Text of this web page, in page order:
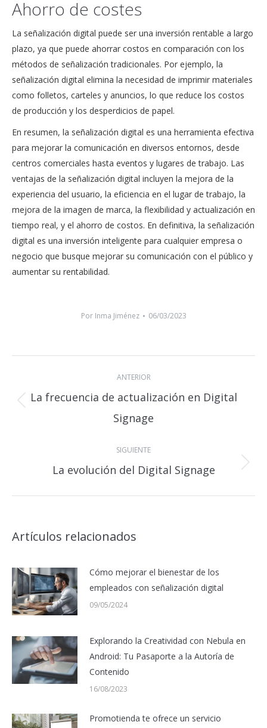
Ahorro de costes
La señalización digital puede ser una inversión rentable a largo
plazo, ya que puede ahorrar costos en comparación con los
métodos de señalización tradicionales. Por ejemplo, la
señalización digital elimina la necesidad de imprimir materiales
como folletos, carteles y anuncios, lo que reduce los costos
de producción y los desperdicios de papel.
En resumen, la señalización digital es una herramienta efectiva
para mejorar la comunicación en diversos entornos, desde
centros comerciales hasta eventos y lugares de trabajo. Las
ventajas de la señalización digital incluyen la mejora de la
experiencia del usuario, la eficiencia en el lugar de trabajo, la
mejora de la imagen de marca, la flexibilidad y actualización en
tiempo real, y el ahorro de costos. En definitiva, la señalización
digital es una inversión inteligente para cualquier empresa o
negocio que busque mejorar su comunicación con el público y
aumentar su rentabilidad.
Por Inma Jiménez 06/03/2023
publicaciones
ANTERIOR
anterior:
La frecuencia de actualización en Digital
Signage
SIGUIENTE
Publicación
La evolución del Digital Signage
Artículos relacionados
Cómo mejorar el bienestar de los
empleados con señalización digital
09/05/2024
Explorando la Creatividad con Nebula en
Android: Tu Pasaporte a la Autoría de
Contenido
16/08/2023
Promotienda te ofrece un servicio